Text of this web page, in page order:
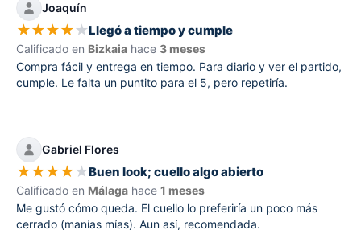
Joaquín
★★★★★Llegó a tiempo y cumple
Calificado en Bizkaia hace 3 meses
Compra fácil y entrega en tiempo. Para diario y ver el partido,
cumple. Le falta un puntito para el 5, pero repetiría.
Gabriel Flores
★★★★★Buen look; cuello algo abierto
Calificado en Málaga hace 1 meses
Me gustó cómo queda. El cuello lo preferiría un poco más
cerrado (manías mías). Aun así, recomendada.